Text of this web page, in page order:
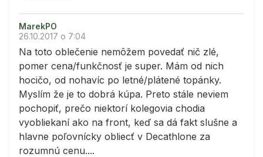
MarekPO
26.10.2017 o 7:04
Na toto oblečenie nemôžem povedať nič zlé,
pomer cena/funkčnosť je super. Mám od nich
hocičo, od nohavíc po letné/plátené topánky.
Myslím že je to dobrá kúpa. Preto stále neviem
pochopiť, prečo niektorí kolegovia chodia
vyobliekaní ako na front, keď sa dá fakt slušne a
hlavne poľovnícky obliecť v Decathlone za
rozumnú cenu....